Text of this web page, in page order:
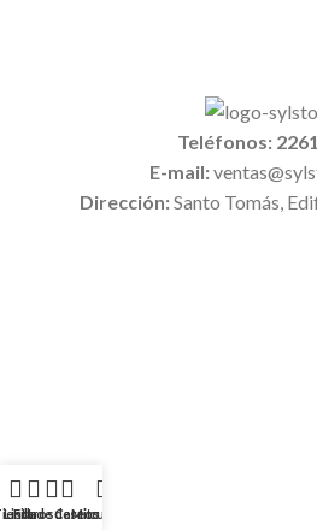
Teléfonos:
E-mail:
Dirección:Santo Tomás,
Filtros
Lista de deseos
Carrito
Mi cuenta